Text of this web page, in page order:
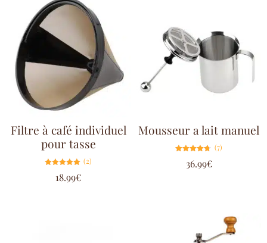
Filtre à café individuel
pour tasse
5.00
sur 5
(2)
18.99€
Mousseur a lait manuel
4.71
sur 5
(7)
36.99€